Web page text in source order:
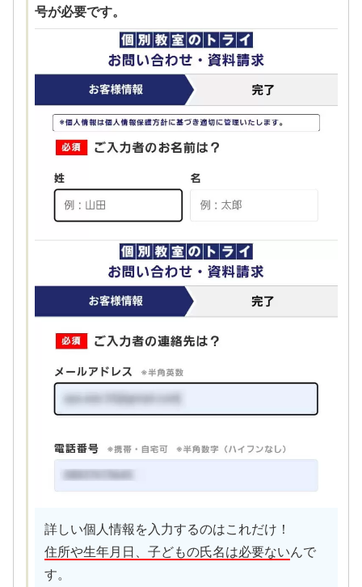
号が必要です。
詳しい個人情報を入力するのはこれだけ！
住所や生年月日、子どもの氏名は必要ないんで
す。